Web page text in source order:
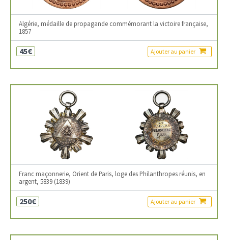
Algérie, médaille de propagande commémorant la victoire française,
1857
45€ Ajouter au panier
Franc maçonnerie, Orient de Paris, loge des Philanthropes réunis, en
argent, 5839 (1839)
250€ Ajouter au panier